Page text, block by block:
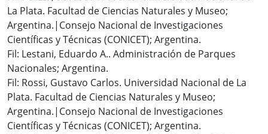
La Plata. Facultad de Ciencias Naturales y Museo;
Argentina.|Consejo Nacional de Investigaciones
Científicas y Técnicas (CONICET); Argentina.
Fil: Lestani, Eduardo A.. Administración de Parques
Nacionales; Argentina.
Fil: Rossi, Gustavo Carlos. Universidad Nacional de La
Plata. Facultad de Ciencias Naturales y Museo;
Argentina.|Consejo Nacional de Investigaciones
Científicas y Técnicas (CONICET); Argentina.